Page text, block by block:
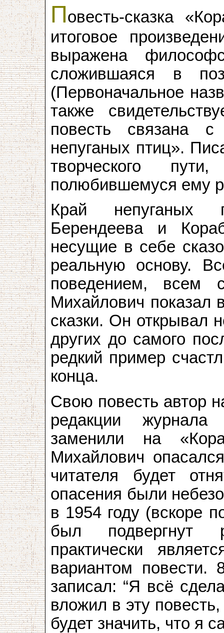
Повесть-сказка
итоговое
выражена
сложившаяся в
(Первоначальное
также
повесть связана
непуганых птиц».
творческого
полюбившемуся ему
Край непуганых
Берендеева и
несущие в себе
реальную основу.
поведением, всем
Михайлович показал
сказки. Он открывал
других до самого
редкий пример
конца.
Свою повесть автор
редакции
заменили на
Михайлович
читателя будет
опасения были
в 1954 году (вскоре
был подвергнут
практически
вариантом
записал: “Я всё
вложил в эту
будет значить, что я